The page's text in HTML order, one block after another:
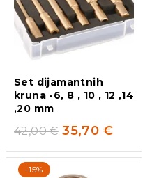
Set dijamantnih
kruna -6, 8 , 10 , 12 ,14
,20 mm
42,00€ 35,70 €
-15%